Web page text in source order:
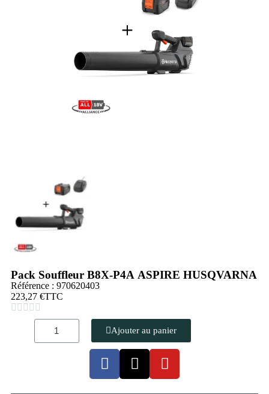
Pack Souffleur B8X-P4A ASPIRE HUSQVARNA
Référence : 970620403
223,27 €TTC
    
Ajouter au panier